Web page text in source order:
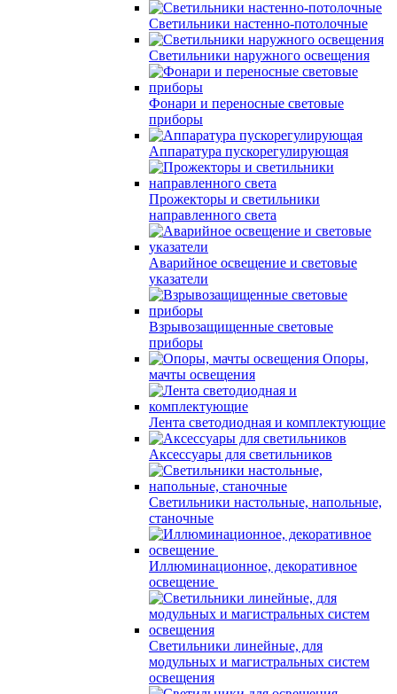
Светильники настенно-потолочные
Светильники наружного освещения
Фонари и переносные световые
приборы
Аппаратура пускорегулирующая
Прожекторы и светильники
направленного света
Аварийное освещение и световые
указатели
Взрывозащищенные световые
приборы
Опоры,
мачты освещения
Лента светодиодная и комплектующие
Аксессуары для светильников
Светильники настольные, напольные,
станочные
Иллюминационное, декоративное
освещение
Светильники линейные, для
модульных и магистральных систем
освещения